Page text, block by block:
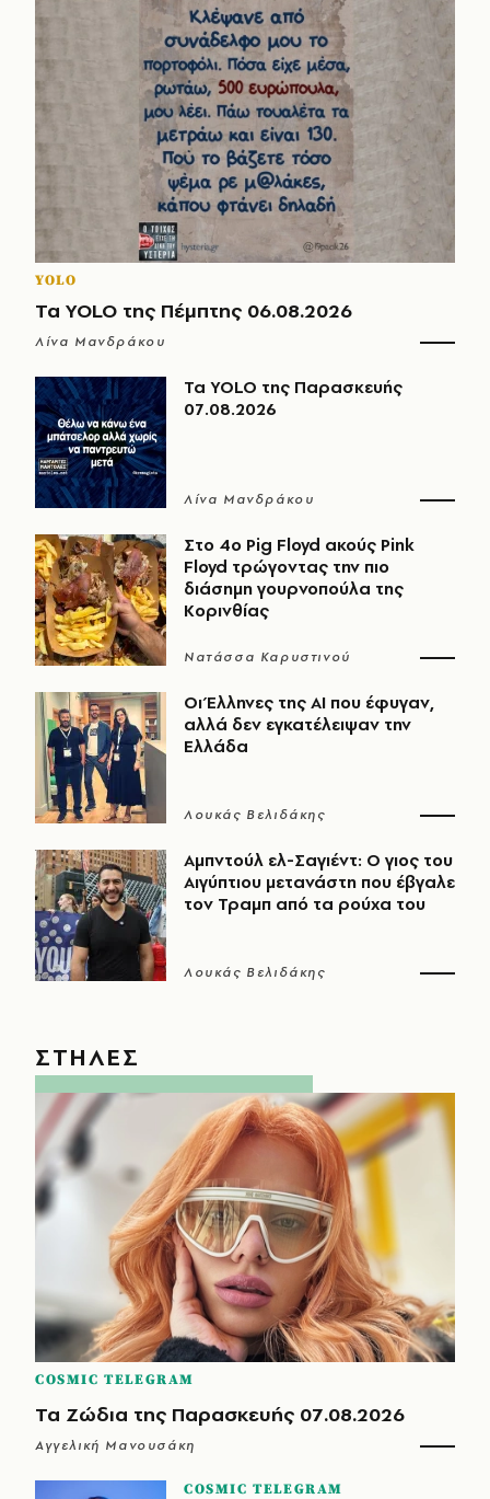
YOLO
Τα YOLO της Πέμπτης 06.08.2026
Λίνα Μανδράκου
Τα YOLO της Παρασκευής
07.08.2026
Λίνα Μανδράκου
Στο 4ο Pig Floyd ακούς Pink
Floyd τρώγοντας την πιο
διάσημη γουρνοπούλα της
Κορινθίας
Νατάσσα Καρυστινού
Οι Έλληνες της ΑΙ που έφυγαν,
αλλά δεν εγκατέλειψαν την
Ελλάδα
Λουκάς Βελιδάκης
Αμπντούλ ελ-Σαγιέντ: Ο γιος του
Αιγύπτιου μετανάστη που έβγαλε
τον Τραμπ από τα ρούχα του
Λουκάς Βελιδάκης
ΣΤΗΛΕΣ
COSMIC TELEGRAM
Τα Ζώδια της Παρασκευής 07.08.2026
Αγγελική Μανουσάκη
COSMIC TELEGRAM